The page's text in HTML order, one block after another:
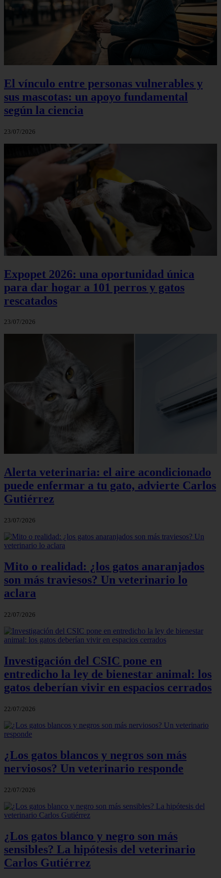
El vínculo entre personas vulnerables y
sus mascotas: un apoyo fundamental
según la ciencia
23/07/2026
Expopet 2026: una oportunidad única
para dar hogar a 101 perros y gatos
rescatados
23/07/2026
Alerta veterinaria: el aire acondicionado
puede enfermar a tu gato, advierte Carlos
Gutiérrez
23/07/2026
Mito o realidad: ¿los gatos anaranjados
son más traviesos? Un veterinario lo
aclara
22/07/2026
Investigación del CSIC pone en
entredicho la ley de bienestar animal: los
gatos deberían vivir en espacios cerrados
22/07/2026
¿Los gatos blancos y negros son más
nerviosos? Un veterinario responde
22/07/2026
¿Los gatos blanco y negro son más
sensibles? La hipótesis del veterinario
Carlos Gutiérrez